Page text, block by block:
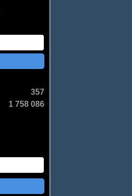
357
1 758 086